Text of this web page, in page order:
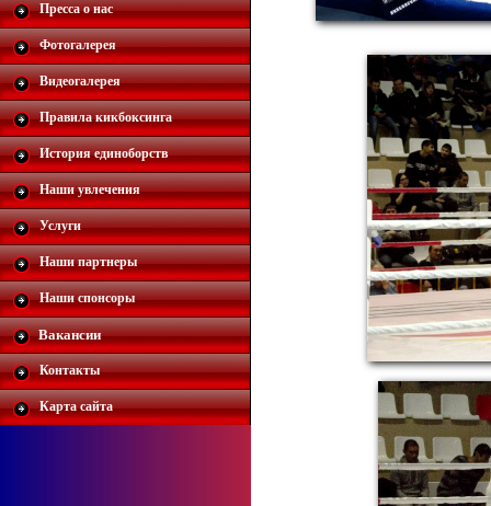
Пресса о нас
Фотогалерея
Видеогалерея
Правила кикбоксинга
История единоборств
Наши увлечения
Услуги
Наши партнеры
Наши спонсоры
Вакансии
Контакты
Карта сайта